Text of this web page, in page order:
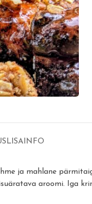
LISAINFO
ja mahlane
aroomi. Iga